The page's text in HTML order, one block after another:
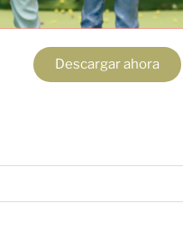
Descargar ahora